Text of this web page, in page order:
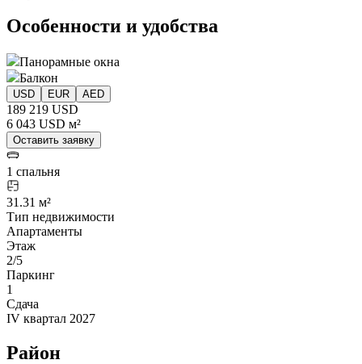
Особенности и удобства
Панорамные окна
Балкон
USD EUR AED
189 219 USD
6 043 USD м²
Оставить заявку
1 спальня
31.31 м²
Тип недвижимости
Апартаменты
Этаж
2/5
Паркинг
1
Сдача
IV квартал 2027
Район